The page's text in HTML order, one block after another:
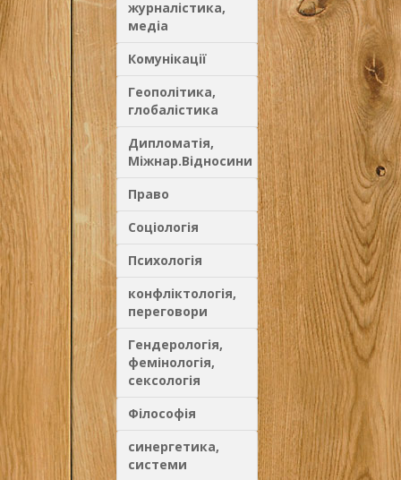
журналістика,
медіа
Комунікації
Геополітика,
глобалістика
Дипломатія,
Міжнар.Відносини
Право
Соціологія
Психологія
конфліктологія,
переговори
Гендерологія,
фемінологія,
сексологія
Філософія
синергетика,
системи